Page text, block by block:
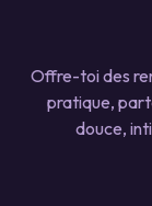
Offre-toi des
pratique,
douce,